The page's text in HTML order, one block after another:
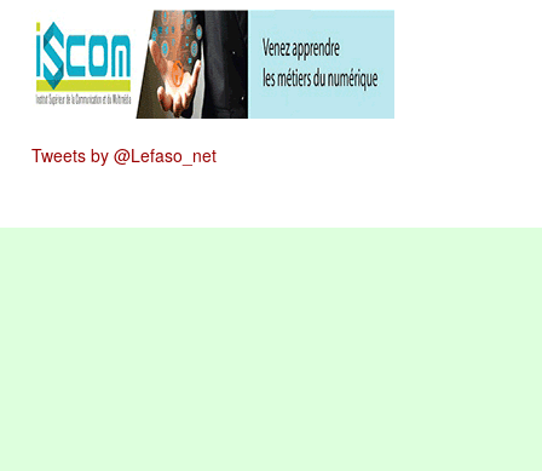
Tweets by @Lefaso_net